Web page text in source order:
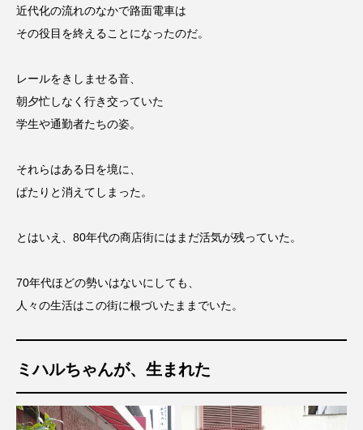
近代化の流れのなかで路面電車は
その役目を終えることになったのだ。
レールをきしませる音、
朝夕忙しなく行き交っていた
学生や通勤者たちの姿。
それらはある日を境に、
ぱたりと消えてしまった。
とはいえ、80年代の商店街にはまだ活気が残っていた。
70年代ほどの勢いはないにしても、
人々の生活はこの街に根づいたままでいた。
ミハルちゃんが、生まれた